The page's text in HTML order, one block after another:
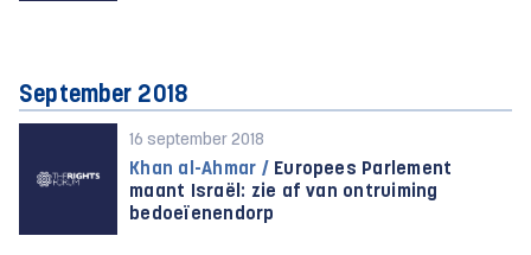
September 2018
16 september 2018
Khan al-Ahmar / Europees Parlement
maant Israël: zie af van ontruiming
bedoeïenendorp